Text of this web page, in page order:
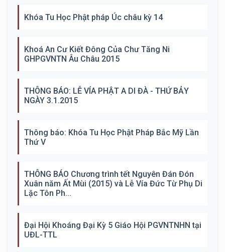
Khóa Tu Học Phật pháp Úc châu kỳ 14
Khoá An Cư Kiết Đông Của Chư Tăng Ni
GHPGVNTN Âu Châu 2015
THÔNG BÁO: LỄ VÍA PHẬT A DI ĐÀ - THỨ BẢY
NGÀY 3.1.2015
Thông báo: Khóa Tu Học Phật Pháp Bắc Mỹ Lần
Thứ V
THÔNG BÁO Chương trình tết Nguyên Đán Đón
Xuân năm Ất Mùi (2015) và Lễ Vía Đức Từ Phụ Di
Lặc Tôn Ph...
Đại Hội Khoáng Đại Kỳ 5 Giáo Hội PGVNTNHN tại
UĐL-TTL